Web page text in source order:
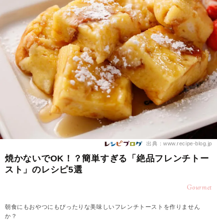
出典：www.recipe-blog.jp
焼かないでOK！？簡単すぎる「絶品フレンチトー
スト」のレシピ5選
Gourmet
朝食にもおやつにもぴったりな美味しいフレンチトーストを作りません
か？